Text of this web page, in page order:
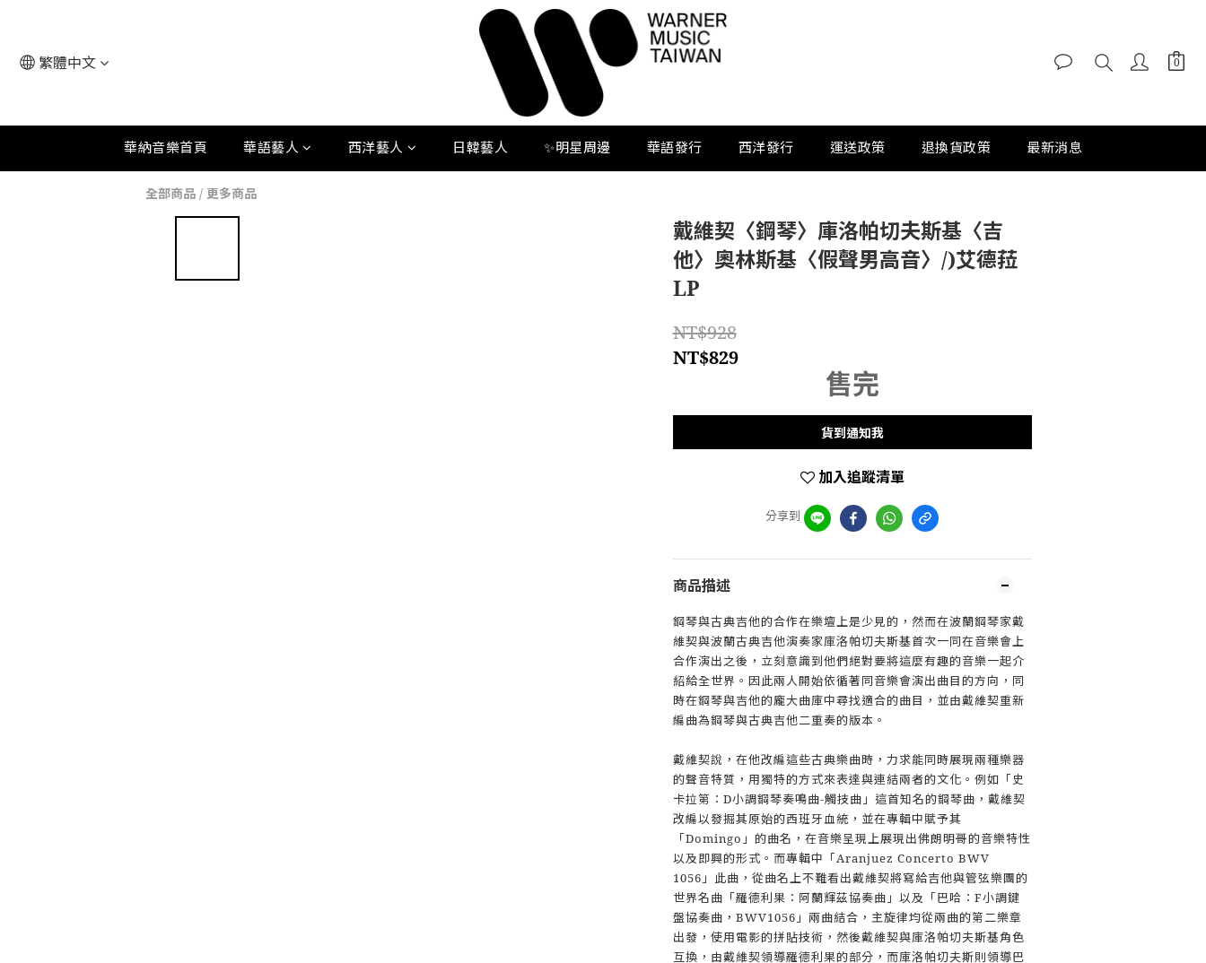
繁體中文
華納音樂首頁 華語藝人 西洋藝人 日韓藝人 ✨明星周邊 華語發行 西洋發行 運送政策 退換貨政策 最新消息
全部商品 / 更多商品
戴維契〈鋼琴〉庫洛帕切夫斯基〈吉
他〉奧林斯基〈假聲男高音〉/)艾德菈
LP
NT$928
NT$829
售完
貨到通知我
加入追蹤清單
分享到
商品描述
鋼琴與古典吉他的合作在樂壇上是少見的，然而在波蘭鋼琴家戴
維契與波蘭古典吉他演奏家庫洛帕切夫斯基首次一同在音樂會上
合作演出之後，立刻意識到他們絕對要將這麼有趣的音樂一起介
紹給全世界。因此兩人開始依循著同音樂會演出曲目的方向，同
時在鋼琴與吉他的龐大曲庫中尋找適合的曲目，並由戴維契重新
編曲為鋼琴與古典吉他二重奏的版本。
戴維契說，在他改編這些古典樂曲時，力求能同時展現兩種樂器
的聲音特質，用獨特的方式來表達與連結兩者的文化。例如「史
卡拉第：D小調鋼琴奏鳴曲-觸技曲」這首知名的鋼琴曲，戴維契
改編以發掘其原始的西班牙血統，並在專輯中賦予其
「Domingo」的曲名，在音樂呈現上展現出佛朗明哥的音樂特性
以及即興的形式。而專輯中「Aranjuez Concerto BWV
1056」此曲，從曲名上不難看出戴維契將寫給吉他與管弦樂團的
世界名曲「羅德利果：阿蘭輝茲協奏曲」以及「巴哈：F小調鍵
盤協奏曲，BWV1056」兩曲結合，主旋律均從兩曲的第二樂章
出發，使用電影的拼貼技術，然後戴維契與庫洛帕切夫斯基角色
互換，由戴維契領導羅德利果的部分，而庫洛帕切夫斯則領導巴